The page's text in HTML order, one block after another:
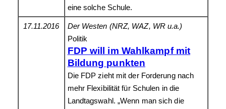
eine solche Schule.
17.11.2016
Der Westen (NRZ, WAZ, WR u.a.)
Politik
FDP will im Wahlkampf mit
Bildung punkten
Die FDP zieht mit der Forderung nach
mehr Flexibilität für Schulen in die
Landtagswahl. „Wenn man sich die